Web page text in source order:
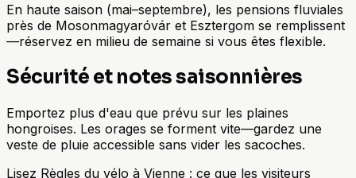
En haute saison (mai–septembre), les pensions fluviales
près de Mosonmagyaróvár et Esztergom se remplissent
—réservez en milieu de semaine si vous êtes flexible.
Sécurité et notes saisonnières
Emportez plus d'eau que prévu sur les plaines
hongroises. Les orages se forment vite—gardez une
veste de pluie accessible sans vider les sacoches.
Lisez Règles du vélo à Vienne : ce que les visiteurs